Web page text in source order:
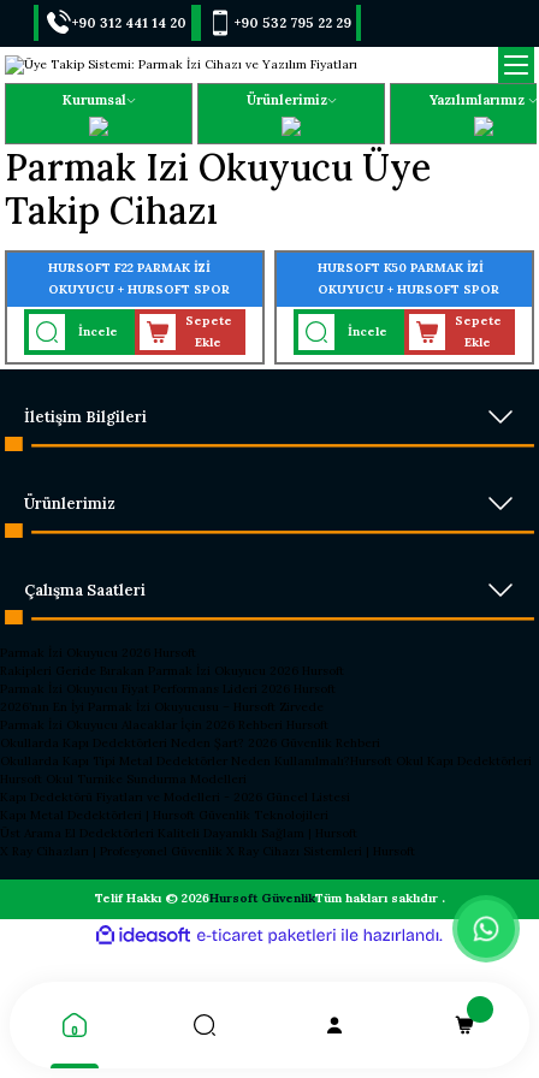
+90 312 441 14 20 +90 532 795 22 29
Kurumsal Ürünlerimiz Yazılımlarımız
Parmak Izi Okuyucu Üye
Takip Cihazı
HURSOFT F22 PARMAK İZİ
OKUYUCU + HURSOFT SPOR
MERKEZİ ÜYE TAKİP PROGRAMI
İncele
Sepete
Ekle
HURSOFT K50 PARMAK İZİ
OKUYUCU + HURSOFT SPOR
MERKEZİ ÜYE TAKİP PROGRAMI
İncele
Sepete
Ekle
İletişim Bilgileri
Ürünlerimiz
Çalışma Saatleri
Parmak İzi Okuyucu 2026 Hursoft
Rakipleri Geride Bırakan Parmak İzi Okuyucu 2026 Hursoft
Parmak İzi Okuyucu Fiyat Performans Lideri 2026 Hursoft
2026’nın En İyi Parmak İzi Okuyucusu – Hursoft Zirvede
Parmak İzi Okuyucu Alacaklar İçin 2026 Rehberi Hursoft
Okullarda Kapı Dedektörleri Neden Şart? 2026 Güvenlik Rehberi
Okullarda Kapı Tipi Metal Dedektörler Neden Kullanılmalı?Hursoft Okul Kapı Dedektörleri
Hursoft Okul Turnike Sundurma Modelleri
Kapı Dedektörü Fiyatları ve Modelleri - 2026 Güncel Listesi
Kapı Metal Dedektörleri | Hursoft Güvenlik Teknolojileri
Üst Arama El Dedektörleri Kaliteli Dayanıklı Sağlam | Hursoft
X Ray Cihazları | Profesyonel Güvenlik X Ray Cihazı Sistemleri | Hursoft
Telif Hakkı © 2026Hursoft GüvenlikTüm hakları saklıdır .
ideasoft
e-
ile
hazırlandı.